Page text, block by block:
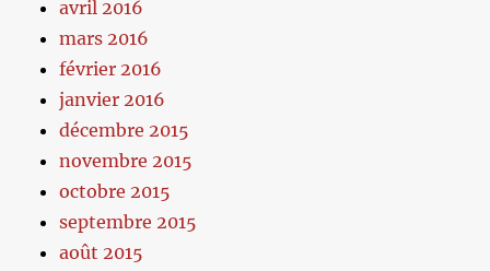
avril 2016
mars 2016
février 2016
janvier 2016
décembre 2015
novembre 2015
octobre 2015
septembre 2015
août 2015